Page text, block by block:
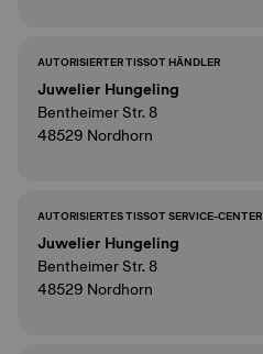
AUTORISIERTER TISSOT HÄNDLER
Juwelier Hungeling
Bentheimer Str. 8
48529 Nordhorn
AUTORISIERTES TISSOT SERVICE-CENTER
Juwelier Hungeling
Bentheimer Str. 8
48529 Nordhorn